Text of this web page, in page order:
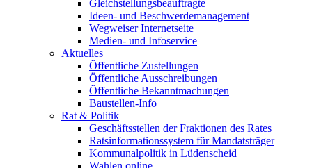
Gleichstellungsbeauftragte
Ideen- und Beschwerdemanagement
Wegweiser Internetseite
Medien- und Infoservice
Aktuelles
Öffentliche Zustellungen
Öffentliche Ausschreibungen
Öffentliche Bekanntmachungen
Baustellen-Info
Rat & Politik
Geschäftsstellen der Fraktionen des Rates
Ratsinformationssystem für Mandatsträger
Kommunalpolitik in Lüdenscheid
Wahlen online